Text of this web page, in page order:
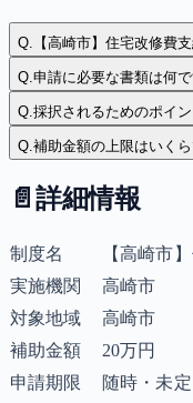
Q. 【高崎市】住宅改修費
Q.申請に必要な書類は何で
Q.採択されるためのポイン
Q.補助金額の上限はいく
📄 詳細情報
制度名
【高崎市
実施機関
高崎市
対象地域
高崎市
補助金額
20万円
申請期限
随時・未定